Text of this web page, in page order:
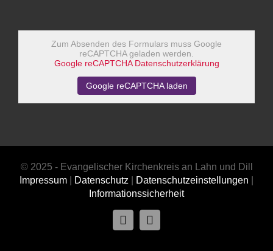
Zum Absenden des Formulars muss Google
reCAPTCHA geladen werden.
Google reCAPTCHA Datenschutzerklärung
Google reCAPTCHA laden
© 2025 - Evangelischer Kirchenkreis an Lahn und Dill
Impressum
Datenschutz Datenschutzeinstellungen
Informationssicherheit
FacebookInstagram